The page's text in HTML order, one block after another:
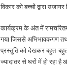
विकार को बच्चों द्वारा
कार्यक्रम के अंत में
गया जिससे अभिभावकगण
प्रस्तुति को देखकर बहुत-बहुत
ज्यादातर से घरों में हो रहा